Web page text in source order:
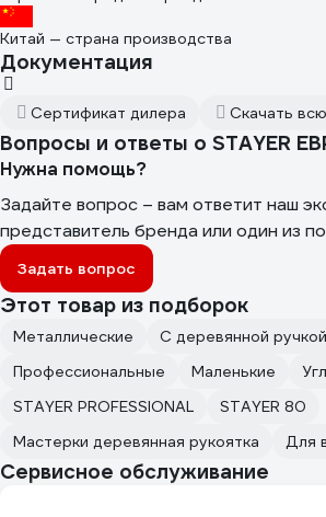
Китай — страна производства
Документация
Сертификат дилера Скачать
Вопросы и ответы о STAYER
Нужна помощь?
Задайте вопрос – вам ответит наш
представитель бренда или один из
Задать вопрос
Этот товар из подборок
Металлические
С деревянной ручкой
Профессиональные
Маленькие
STAYER PROFESSIONAL
STAYER 80
Мастерки деревянная рукоятка
Для
Сервисное обслуживание